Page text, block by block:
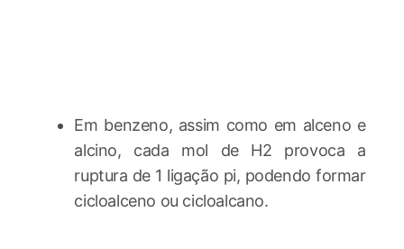
Em benzeno, assim como em alceno e
alcino, cada mol de H2 provoca a
ruptura de 1 ligação pi, podendo formar
cicloalceno ou cicloalcano.